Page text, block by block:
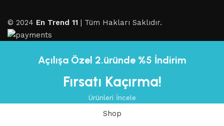
© 2024 En Trend 11 | Tüm Hakları Saklıdır.
Açılışa Özel 2.üründe %5 İndirim
Fırsatı Kaçırma!
Ürünleri İncele
Shop